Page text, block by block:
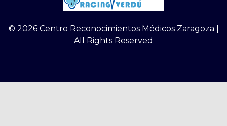
© 2026 Centro Reconocimientos Médicos Zaragoza |
All Rights Reserved